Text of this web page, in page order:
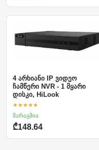
4 არხიანი IP ვიდეო
ჩამწერი NVR - 1 მყარი
დისკი, HiLook
★★★★★
მარაგშია
₾148.64